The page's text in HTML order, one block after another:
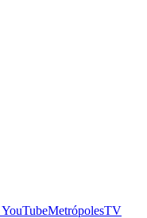
YouTubeMetrópolesTV